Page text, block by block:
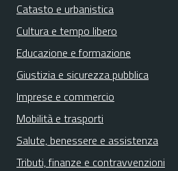
Catasto e urbanistica
Cultura e tempo libero
Educazione e formazione
Giustizia e sicurezza pubblica
Imprese e commercio
Mobilità e trasporti
Salute, benessere e assistenza
Tributi, finanze e contravvenzioni